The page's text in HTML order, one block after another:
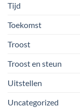
Tijd
Toekomst
Troost
Troost en steun
Uitstellen
Uncategorized